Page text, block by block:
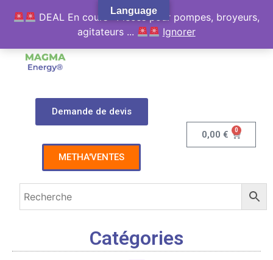
Demande de devis
METHA'VENTES
0,00€ 0
Catégories
Language
DEAL En cours : Pièces pour pompes, broyeurs,
agitateurs ...
Ignorer